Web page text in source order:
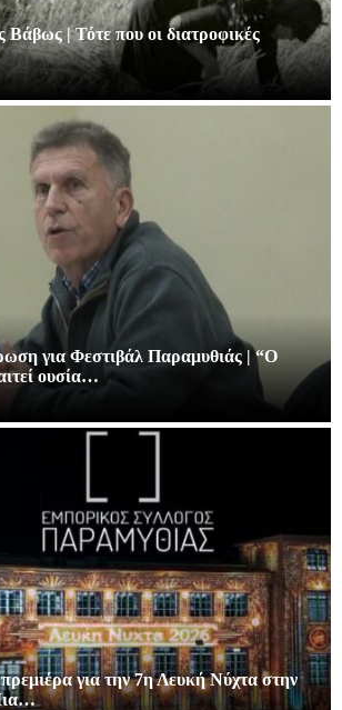
Βάβως | Τότε που οι διατροφικές
για Φεστιβάλ Παραμυθιάς | “Ο
ουσία…
για την 7η Λευκή Νύχτα στην